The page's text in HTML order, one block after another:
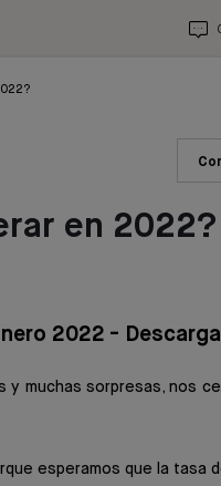
en 2022?
2022 -
y muchas sorpresas, nos
esperamos que la tasa